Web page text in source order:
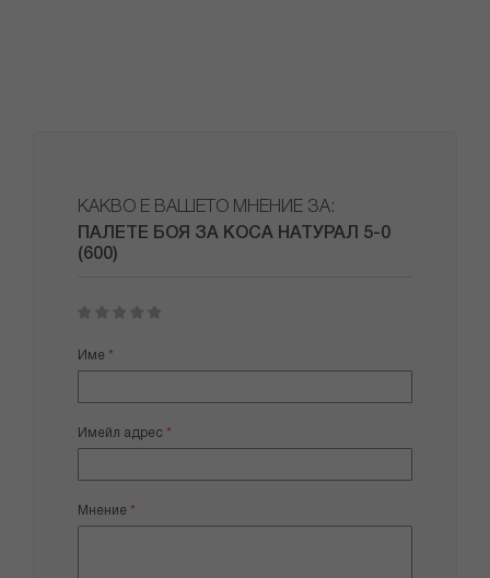
КАКВО Е ВАШЕТО МНЕНИЕ ЗА:
ПАЛЕТЕ БОЯ ЗА КОСА НАТУРАЛ 5-0
(600)
star
stars
stars
stars
stars
Име
Имейл адрес
Мнение